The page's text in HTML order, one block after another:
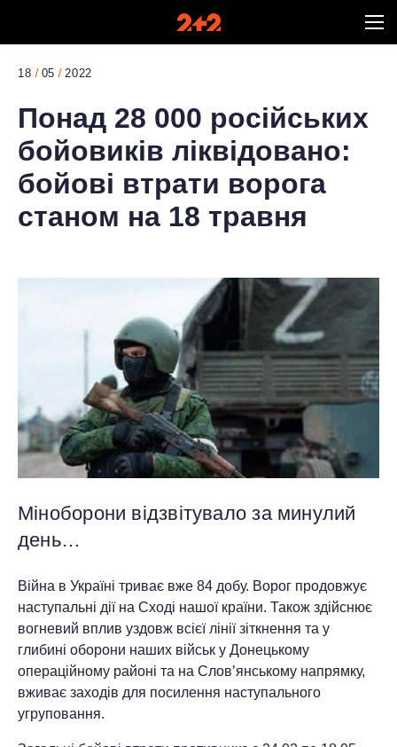
18 05 2022
Понад 28 000 російських
бойовиків ліквідовано:
бойові втрати ворога
станом на 18 травня
Міноборони відзвітувало за минулий
день…
Війна в Україні триває вже 84 добу. Ворог продовжує
наступальні дії на Сході нашої країни. Також здійснює
вогневий вплив уздовж всієї лінії зіткнення та у
глибині оборони наших військ у Донецькому
операційному районі та на Слов’янському напрямку,
вживає заходів для посилення наступального
угруповання.